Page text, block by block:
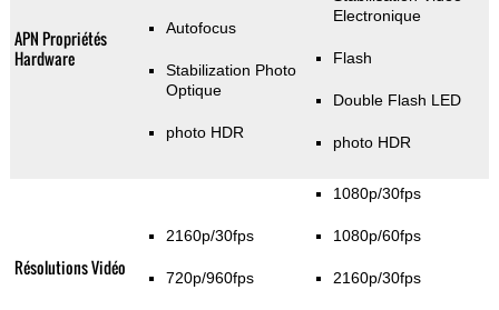
APN Propriétés
Hardware
Autofocus
Stabilization Photo
Optique
photo HDR
Electronique
Flash
Double Flash LED
photo HDR
Résolutions Vidéo
2160p/30fps
720p/960fps
1080p/30fps
1080p/60fps
2160p/30fps